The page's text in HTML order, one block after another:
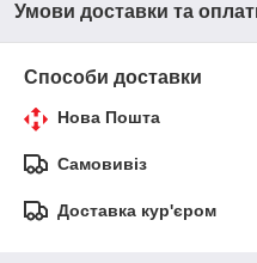
Умови доставки та
Способи доставки
Нова Пошта
Самовивіз
Доставка кур'єром